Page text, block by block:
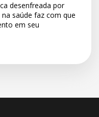
desenfreada por
saúde faz com que
em seu